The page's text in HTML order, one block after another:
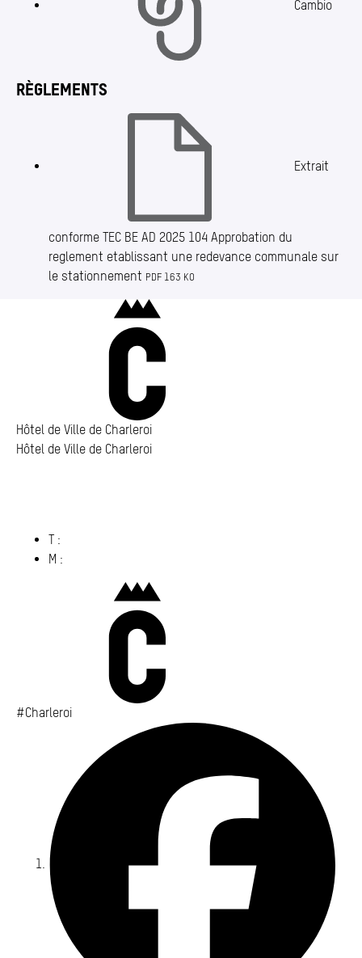
Cambio
RÈGLEMENTS
Extrait
conforme TEC BE AD 2025 104 Approbation du
reglement etablissant une redevance communale sur
le stationnement PDF 163 KO
Hôtel de Ville de Charleroi
Hôtel de Ville de Charleroi
T :
M :
#Charleroi